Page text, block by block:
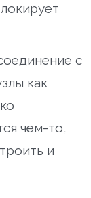
с
как
чем-то,
и